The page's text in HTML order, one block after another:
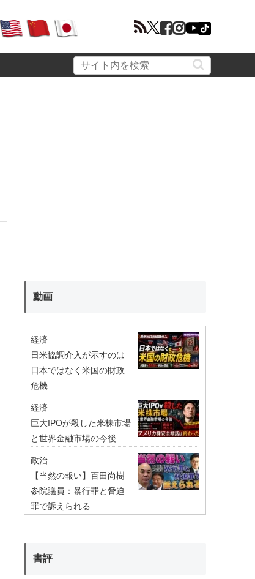
動画
経済
日米協調介入が示すのは
日本ではなく米国の財政
危機
経済
巨大IPOが殺した米株市場
と世界金融市場の今後
政治
【当然の報い】百田尚樹
参院議員：暴行罪と脅迫
罪で訴えられる
書評